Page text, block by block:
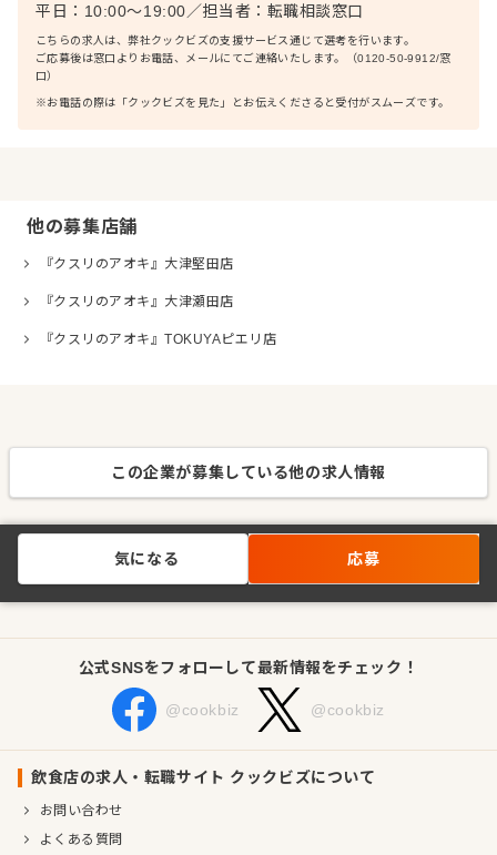
平日：10:00〜19:00／担当者： 転職相談窓口
こちらの求人は、弊社クックビズの支援サービス通じて選考を行います。
ご応募後は窓口よりお電話、メールにてご連絡いたします。（0120-50-9912/窓
口）
※お電話の際は「クックビズを見た」とお伝えくださると受付がスムーズです。
他の募集店舗
『クスリのアオキ』大津堅田店
『クスリのアオキ』大津瀬田店
『クスリのアオキ』TOKUYAピエリ店
この企業が募集している他の求人情報
気になる 応募
公式SNSをフォローして最新情報をチェック！
@cookbiz @cookbiz
飲食店の求人・転職サイト クックビズについて
お問い合わせ
よくある質問